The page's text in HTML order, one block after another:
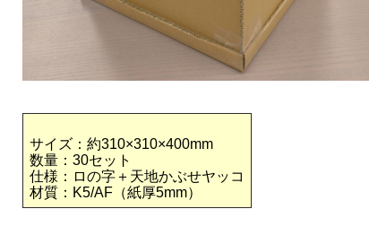
サイズ：約310×310×400mm
数量：30セット
仕様：ロの字＋天地かぶせヤッコ
材質：K5/AF（紙厚5mm）